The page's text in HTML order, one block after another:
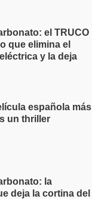
el TRUCO
que elimina el
y la deja
española más
un thriller
la
deja la cortina del